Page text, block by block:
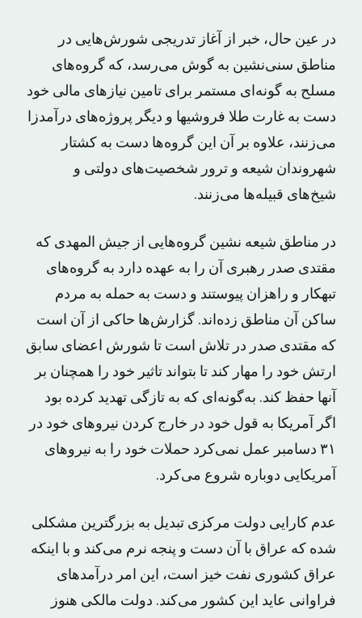
در عین حال، خبر از آغاز تدریجی شورش‌هایی در
مناطق سنی‌نشین به گوش می‌رسد، که گروه‌های
مسلح به‌ گونه‌ای مستمر برای تامین نیازهای مالی خود
دست به غارت طلا فروشیها و دیگر پروژه‌های درآمدزا
می‌زنند، علاوه بر آن این گروه‌ها دست به کشتار
شهروندان شیعه و ترور شخصیت‌های دولتی و
شیخ‌های قبیله‌ها می‌زنند.
در مناطق شیعه نشین گروه‌هایی از جیش المهدی که
مقتدی صدر رهبری آن را به عهده دارد به گروه‌های
تبهکار و راهزان پیوستند و دست به حمله به مردم
ساکن آن مناطق زده‌اند. گزارش‌ها حاکی از آن است
که مقتدی صدر در تلاش است تا شورش اعضای سابق
ارتش خود را مهار کند تا بتواند تاثیر خود را همچنان بر
آنها حفظ کند. به‌گونه‌ای که به تازگی تهدید کرده بود
اگر آمریکا به قول خود در خارج کردن نیروهای خود در
۳۱ دسامبر عمل نمی‌کرد حملات خود را به نیروهای
آمریکایی دوباره شروع می‌کرد.
عدم کارایی دولت مرکزی تبدیل به بزرگترین مشکلی
شده که عراق با آن دست و پنجه نرم می‌کند و با اینکه
عراق کشوری نفت خیز است، این امر درآمدهای
فراوانی عاید این کشور می‌کند. دولت مالکی هنوز